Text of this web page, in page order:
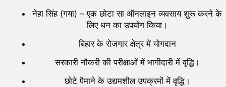
नेहा सिंह (गया) – एक छोटा सा ऑनलाइन व्यवसाय शुरू करने के
लिए धन का उपयोग किया।
बिहार के रोजगार क्षेत्र में योगदान
सरकारी नौकरी की परीक्षाओं में भागीदारी में वृद्धि।
छोटे पैमाने के उद्यमशील उपक्रमों में वृद्धि।